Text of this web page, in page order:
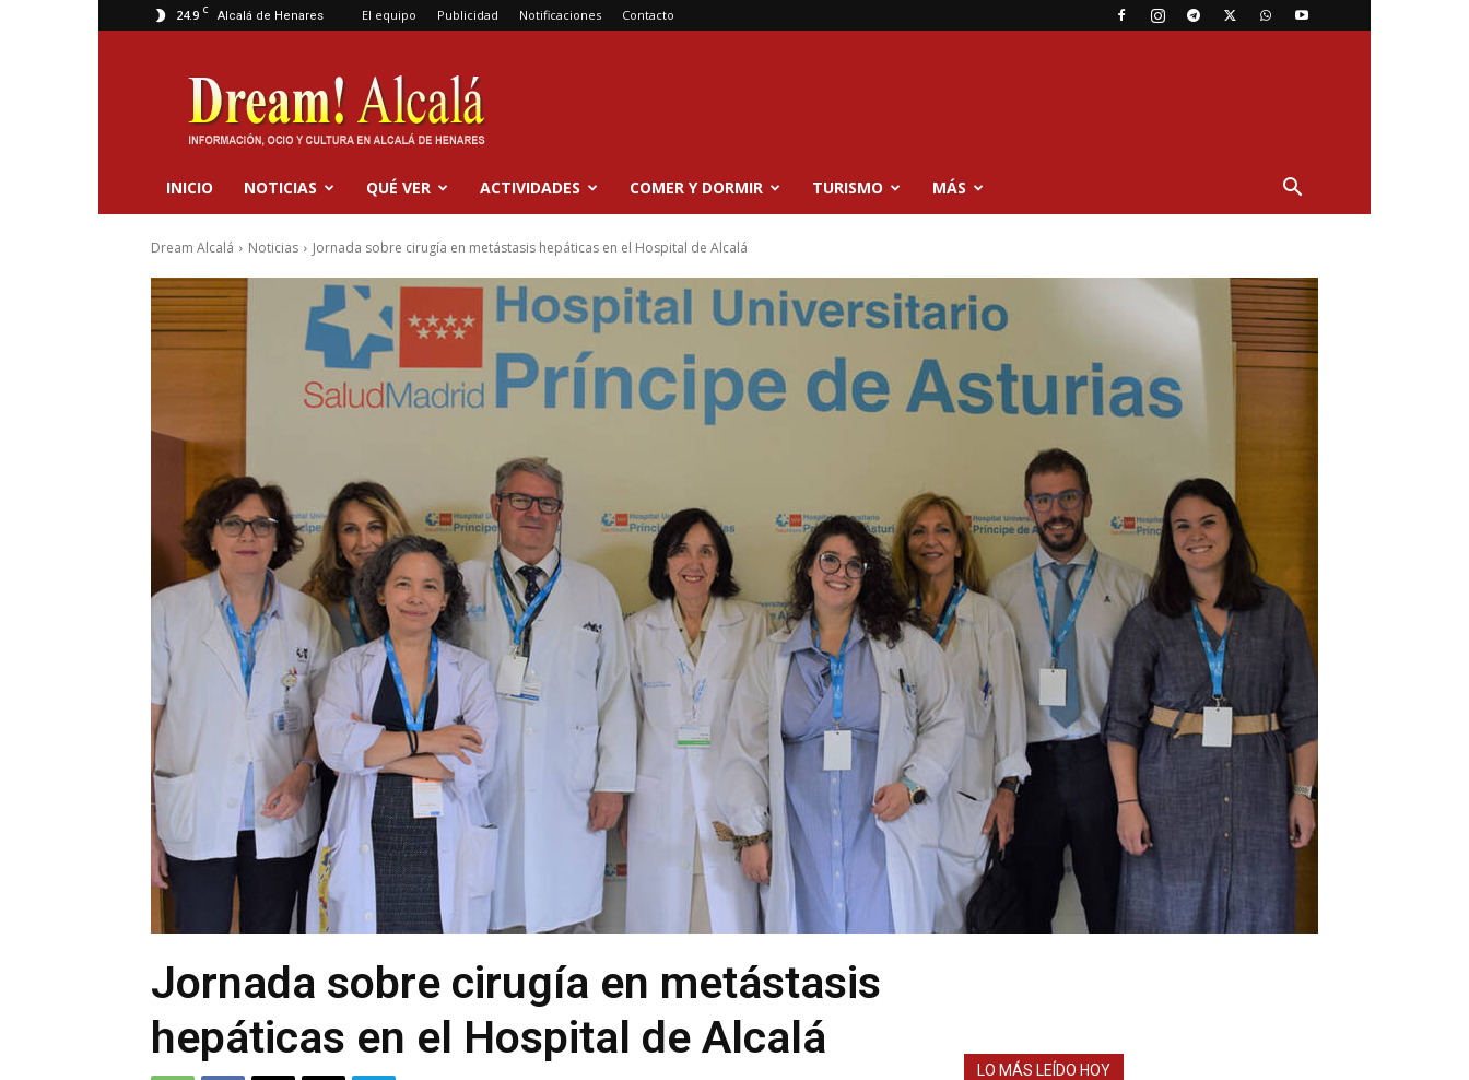
24.9 C Alcalá de Henares El equipo Publicidad Notificaciones Contacto
Dream
Alcalá
INICIO NOTICIAS QUÉ VER ACTIVIDADES COMER Y DORMIR TURISMO MÁS
Dream Alcalá Noticias Jornada sobre cirugía en metástasis hepáticas en el Hospital de Alcalá
Jornada sobre cirugía en metástasis
hepáticas en el Hospital de Alcalá
LO MÁS LEÍDO HOY